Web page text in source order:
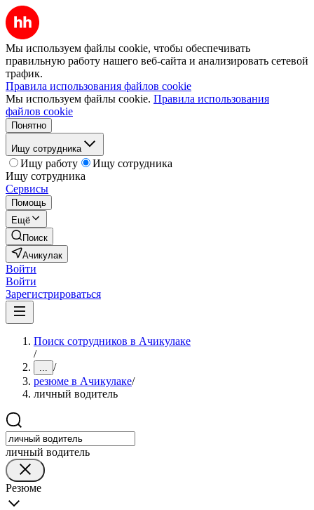
Мы используем файлы cookie, чтобы обеспечивать
правильную работу нашего веб-сайта и анализировать сетевой
трафик.
Правила использования файлов cookie
Мы используем файлы cookie. Правила использования
файлов cookie
Понятно
Ищу сотрудника
Ищу работу
Ищу сотрудника
Ищу сотрудника
Сервисы
Помощь
Ещё
Поиск
Ачикулак
Войти
Войти
Зарегистрироваться
Поиск сотрудников в Ачикулаке
/
... /
резюме в Ачикулаке/
личный водитель
личный водитель
Резюме